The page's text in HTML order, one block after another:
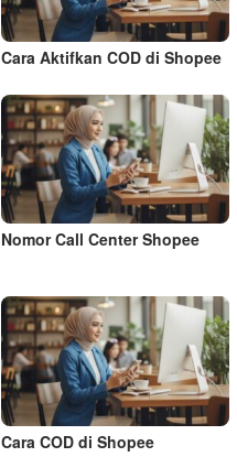
Cara Aktifkan COD di Shopee
Nomor Call Center Shopee
Cara COD di Shopee